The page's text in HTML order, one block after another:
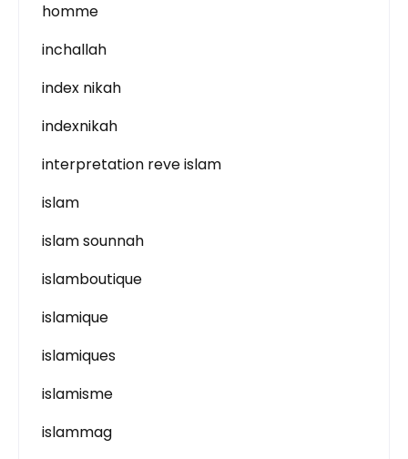
homme
inchallah
index nikah
indexnikah
interpretation reve islam
islam
islam sounnah
islamboutique
islamique
islamiques
islamisme
islammag